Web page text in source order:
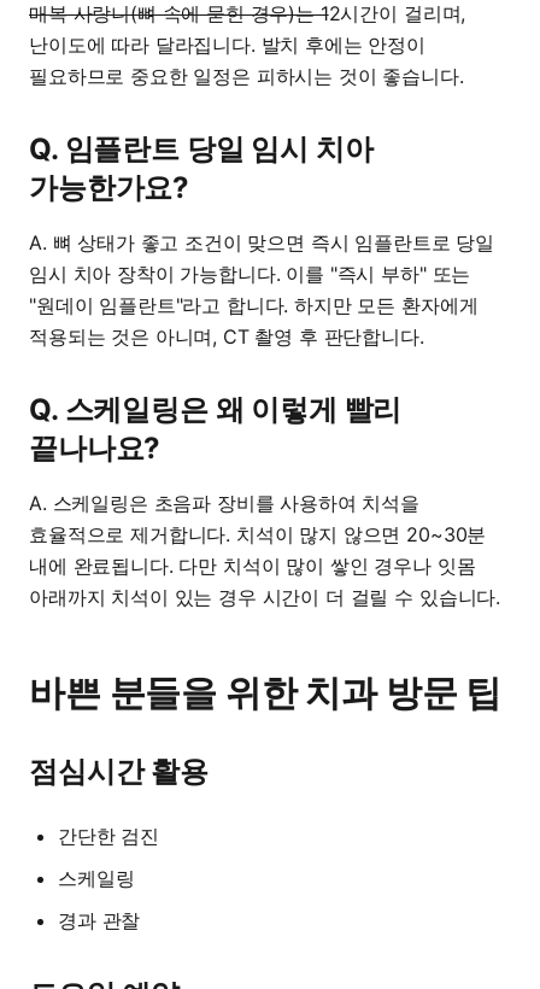
매복 사랑니(뼈 속에 묻힌 경우)는 12시간이 걸리며,
난이도에 따라 달라집니다. 발치 후에는 안정이
필요하므로 중요한 일정은 피하시는 것이 좋습니다.
Q. 임플란트 당일 임시 치아
가능한가요?
A. 뼈 상태가 좋고 조건이 맞으면 즉시 임플란트로 당일
임시 치아 장착이 가능합니다. 이를 "즉시 부하" 또는
"원데이 임플란트"라고 합니다. 하지만 모든 환자에게
적용되는 것은 아니며, CT 촬영 후 판단합니다.
Q. 스케일링은 왜 이렇게 빨리
끝나나요?
A. 스케일링은 초음파 장비를 사용하여 치석을
효율적으로 제거합니다. 치석이 많지 않으면 20~30분
내에 완료됩니다. 다만 치석이 많이 쌓인 경우나 잇몸
아래까지 치석이 있는 경우 시간이 더 걸릴 수 있습니다.
바쁜 분들을 위한 치과 방문 팁
점심시간 활용
간단한 검진
스케일링
경과 관찰